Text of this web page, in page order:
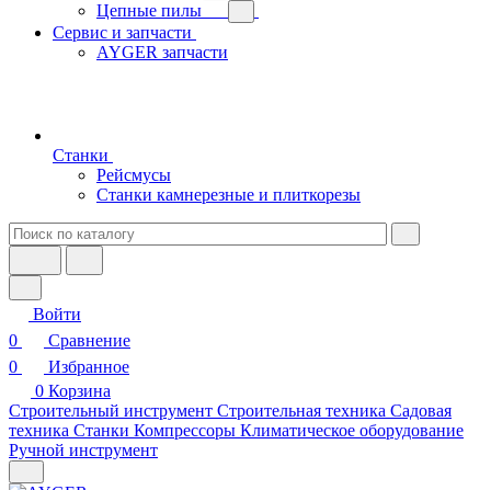
Цепные пилы
Сервис и запчасти
AYGER запчасти
Станки
Рейсмусы
Станки камнерезные и плиткорезы
Войти
0
Сравнение
0
Избранное
0 Корзина
Строительный инструмент Строительная техника Садовая
техника Станки Компрессоры Климатическое оборудование
Ручной инструмент